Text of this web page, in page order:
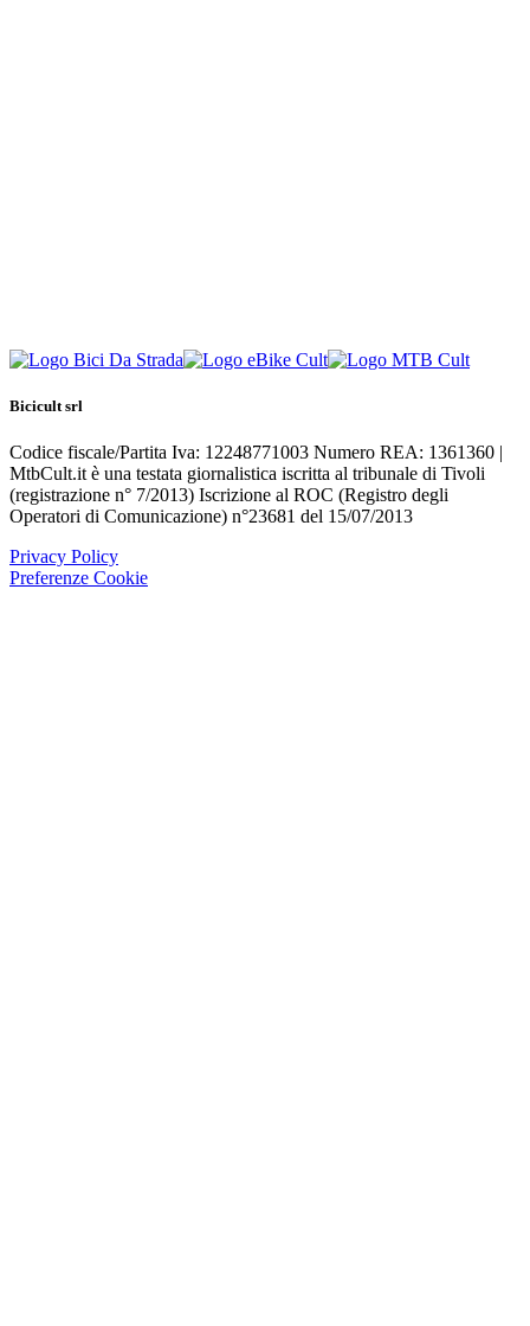
Bicicult srl
Codice fiscale/Partita Iva: 12248771003 Numero REA: 1361360 |
MtbCult.it è una testata giornalistica iscritta al tribunale di Tivoli
(registrazione n° 7/2013) Iscrizione al ROC (Registro degli
Operatori di Comunicazione) n°23681 del 15/07/2013
Privacy Policy
Preferenze Cookie